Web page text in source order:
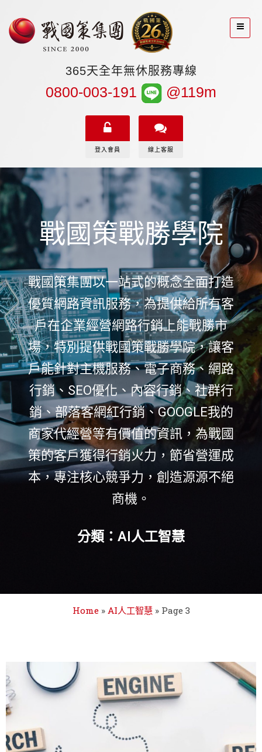
365天全年無休服務專線
0800-003-191 @119m
登入會員 線上客服
戰國策戰勝學院
戰國策集團以一站式的概念全面打造
優質網路資訊服務，為提供給所有客
戶在企業經營網路行銷上能戰勝市
場，特別提供戰國策戰勝學院，讓客
戶能針對主機服務、電子商務、網路
行銷、SEO優化、內容行銷、社群行
銷、部落客網紅行銷、GOOGLE我的
商家代經營等有價值的資訊，為戰國
策的客戶獲得行銷火力，節省營運成
本，專注核心競爭力，創造源源不絕
商機。
分類：AI人工智慧
Home» AI人工智慧» Page 3